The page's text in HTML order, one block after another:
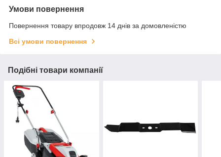
Умови повернення
Повернення товару впродовж 14 днів за домовленістю
Всі умови повернення
Подібні товари компанії